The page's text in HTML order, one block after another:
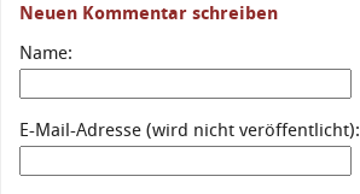
Neuen Kommentar schreiben
Name:
E-Mail-Adresse (wird nicht veröffentlicht):